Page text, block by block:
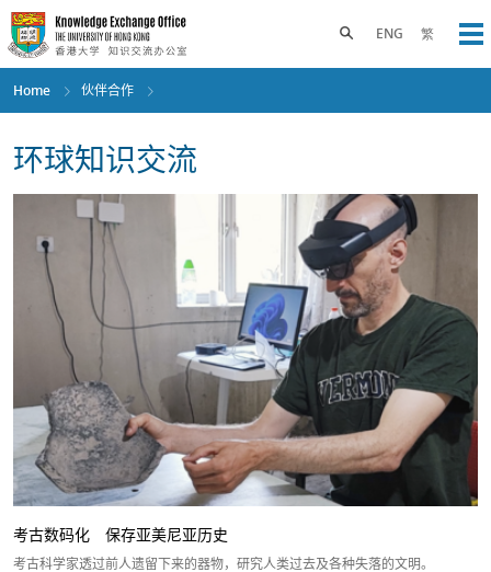
Skip
to
main
content
ENG 繁
Toggle search panel
Home 伙伴合作
环球知识交流
考古数码化 保存亚美尼亚历史
考古科学家透过前人遗留下来的器物，研究人类过去及各种失落的文明。